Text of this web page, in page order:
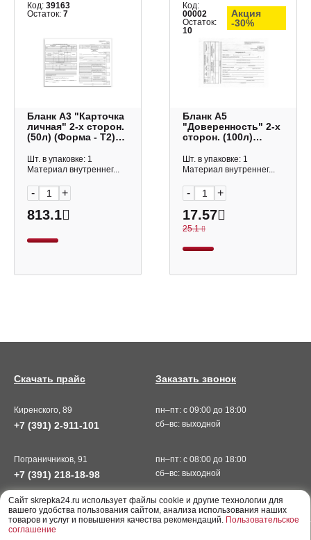
Код: 39163
Остаток: 7
Бланк А3 "Карточка
личная" 2-х сторон.
(50л) (Форма - Т2)
OfficeSpace
(1уп*50листов)
Шт. в упаковке: 1
Материал внутреннег...
- +
813.1
Код:
00002
Остаток:
10
Акция
-30%
Бланк А5
"Доверенность" 2-х
сторон. (100л)
1_492 OfficeSpace
Шт. в упаковке: 1
Материал внутреннег...
- +
17.57
25.1
Киренского, 89
+7 (391) 2-911-101
пн–пт: с 09:00 до 18:00
сб–вс: выходной
Пограничников, 91
+7 (391) 218-18-98
пн–пт: с 08:00 до 18:00
сб–вс: выходной
Заказать звонок
Скачать прайс
Cайт skrepka24.ru использует файлы cookie и другие технологии для
вашего удобства пользования сайтом, анализа использования наших
товаров и услуг и повышения качества рекомендаций. Пользовательское
соглашение